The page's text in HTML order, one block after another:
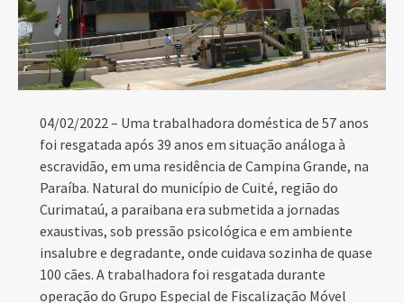
04/02/2022 – Uma trabalhadora doméstica de 57 anos
foi resgatada após 39 anos em situação análoga à
escravidão, em uma residência de Campina Grande, na
Paraíba. Natural do município de Cuité, região do
Curimataú, a paraibana era submetida a jornadas
exaustivas, sob pressão psicológica e em ambiente
insalubre e degradante, onde cuidava sozinha de quase
100 cães. A trabalhadora foi resgatada durante
operação do Grupo Especial de Fiscalização Móvel